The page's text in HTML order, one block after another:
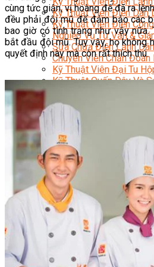
Kỹ Thuật Viên Điện Dân
Kỹ Thuật Viên Điện
Nghiệp Vụ Tư Vấn &
Sửa Chữa Điện Lạnh
Chuyên Viên Chẩn Đoán
Kỹ Thuật Viên Đại Tu
Kỹ Thuật Quấn Dây Và
Trời
Kỹ Thuật Viên Điện Tử
Lạnh Dân Dụng
Ngành Khác
Quản Trị & Phát Triển
Giám Đốc Nhân Sự
Quản Lý Cấp
Công Nghệ Thông Tin
Chuyên Viên Quản
An Ninh Mạng
Chuyên Viên
Mạng
Quản Trị Hệ
Quản Trị Vận
Data Analyst
cùng tức giận, vị hoàng đế đã ra
đều phải đội mũ để đảm bảo các
bao giờ có tình trạng như vậy
bắt đầu đội mũ. Tuy vậy, họ không
quyết định này mà còn rất thích thú.